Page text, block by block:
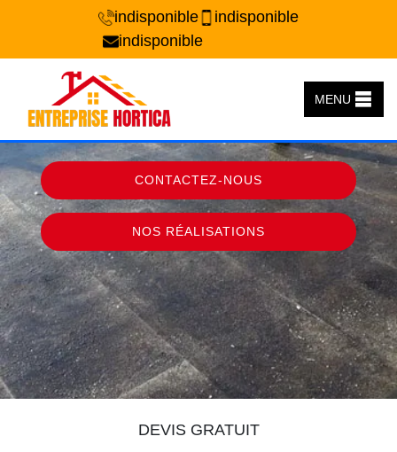
indisponible
indisponible
indisponible
MENU
CONTACTEZ-NOUS
NOS RÉALISATIONS
DEVIS GRATUIT